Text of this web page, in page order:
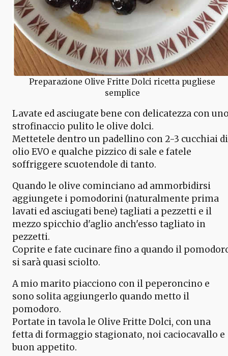
Preparazione Olive Fritte Dolci ricetta pugliese
semplice
Lavate ed asciugate bene con delicatezza con
strofinaccio pulito le olive dolci.
Mettetele dentro un padellino con 2-3 cucchiai di
olio EVO e qualche pizzico di sale e fatele
soffriggere scuotendole di tanto.
Quando le olive cominciano ad ammorbidirsi
aggiungete i pomodorini (naturalmente prima
lavati ed asciugati bene) tagliati a pezzetti e il
mezzo spicchio d'aglio anch'esso tagliato in
pezzetti.
Coprite e fate cucinare fino a quando il
si sarà quasi sciolto.
A mio marito piacciono con il peperoncino e
sono solita aggiungerlo quando metto il
pomodoro.
Portate in tavola le Olive Fritte Dolci, con una
fetta di formaggio stagionato, noi caciocavallo e
buon appetito.